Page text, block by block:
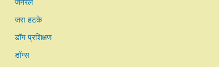
जरा हटके
डॉग प्रशिक्षण
डॉग्स